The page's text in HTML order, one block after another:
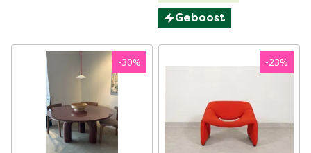
Geboost
-30% -23%